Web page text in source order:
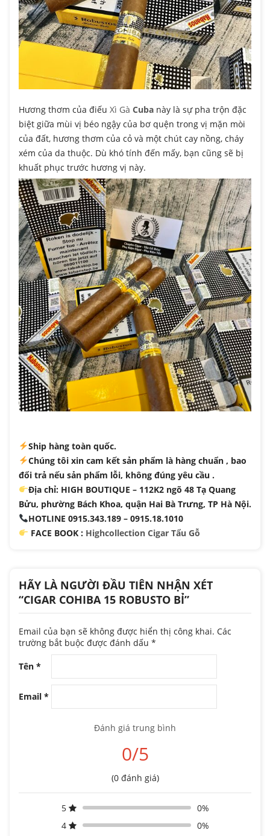
Hương thơm của điếu Xì Gà Cuba này là sự pha trộn đặc
biệt giữa mùi vị béo ngậy của bơ quện trong vị mặn mòi
của đất, hương thơm của cỏ và một chút cay nồng, cháy
xém của da thuộc. Dù khó tính đến mấy, bạn cũng sẽ bị
khuất phục trước hương vị này.
Ship hàng toàn quốc.
Chúng tôi xin cam kết sản phẩm là hàng chuẩn , bao
đổi trả nếu sản phẩm lỗi, không đúng yêu cầu .
Địa chỉ: HIGH BOUTIQUE – 112K2 ngõ 48 Tạ Quang
Bửu, phường Bách Khoa, quận Hai Bà Trưng, TP Hà Nội.
HOTLINE 0915.343.189 – 0915.18.1010
FACE BOOK : Highcollection Cigar Tẩu Gỗ
HÃY LÀ NGƯỜI ĐẦU TIÊN NHẬN XÉT
“CIGAR COHIBA 15 ROBUSTO BỈ”
Email của bạn sẽ không được hiển thị công khai. Các
trường bắt buộc được đánh dấu *
Tên *
Email *
Đánh giá trung bình
0/5
(0 đánh giá)
5
0%
4
0%